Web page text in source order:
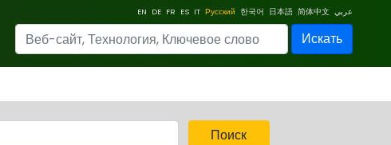
EN DE FR ES IT Русский 한국어 日本語 简体中文 عربي
Искать
Поиск